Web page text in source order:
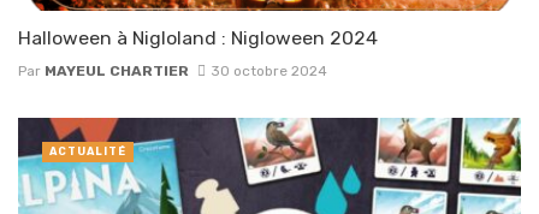
Halloween à Nigloland : Nigloween 2024
Par MAYEUL CHARTIER 30 octobre 2024
ACTUALITÉ